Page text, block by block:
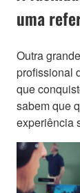
uma
Outra
profissional
que
sabem que
experiência